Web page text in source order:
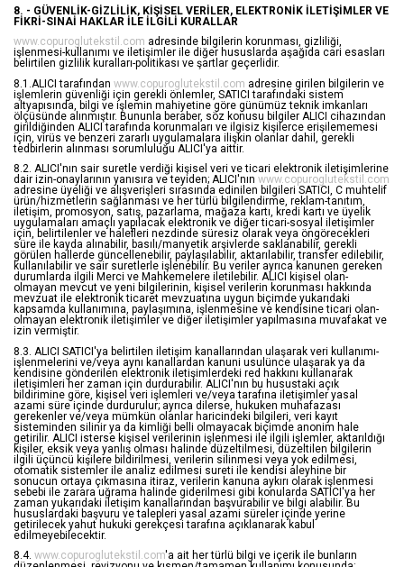
8. - GÜVENLİK-GİZLİLİK, KİŞİSEL VERİLER, ELEKTRONİK İLETİŞİMLER VE
FİKRİ-SINAİ HAKLAR İLE İLGİLİ KURALLAR
www.copuroglutekstil.com adresinde bilgilerin korunması, gizliliği,
işlenmesi-kullanımı ve iletişimler ile diğer hususlarda aşağıda cari esasları
belirtilen gizlilik kuralları-politikası ve şartlar geçerlidir.
8.1.ALICI tarafından www.copuroglutekstil.com adresine girilen bilgilerin ve
işlemlerin güvenliği için gerekli önlemler, SATICI tarafındaki sistem
altyapısında, bilgi ve işlemin mahiyetine göre günümüz teknik imkanları
ölçüsünde alınmıştır. Bununla beraber, söz konusu bilgiler ALICI cihazından
girildiğinden ALICI tarafında korunmaları ve ilgisiz kişilerce erişilememesi
için, virüs ve benzeri zararlı uygulamalara ilişkin olanlar dahil, gerekli
tedbirlerin alınması sorumluluğu ALICI'ya aittir.
8.2. ALICI'nın sair suretle verdiği kişisel veri ve ticari elektronik iletişimlerine
dair izin-onaylarının yanısıra ve teyiden; ALICI'nın www.copuroglutekstil.com
adresine üyeliği ve alışverişleri sırasında edinilen bilgileri SATICI, C muhtelif
ürün/hizmetlerin sağlanması ve her türlü bilgilendirme, reklam-tanıtım,
iletişim, promosyon, satış, pazarlama, mağaza kartı, kredi kartı ve üyelik
uygulamaları amaçlı yapılacak elektronik ve diğer ticari-sosyal iletişimler
için, belirtilenler ve halefleri nezdinde süresiz olarak veya öngörecekleri
süre ile kayda alınabilir, basılı/manyetik arşivlerde saklanabilir, gerekli
görülen hallerde güncellenebilir, paylaşılabilir, aktarılabilir, transfer edilebilir,
kullanılabilir ve sair suretlerle işlenebilir. Bu veriler ayrıca kanunen gereken
durumlarda ilgili Merci ve Mahkemelere iletilebilir. ALICI kişisel olan-
olmayan mevcut ve yeni bilgilerinin, kişisel verilerin korunması hakkında
mevzuat ile elektronik ticaret mevzuatına uygun biçimde yukarıdaki
kapsamda kullanımına, paylaşımına, işlenmesine ve kendisine ticari olan-
olmayan elektronik iletişimler ve diğer iletişimler yapılmasına muvafakat ve
izin vermiştir.
8.3. ALICI SATICI'ya belirtilen iletişim kanallarından ulaşarak veri kullanımı-
işlenmelerini ve/veya aynı kanallardan kanuni usulünce ulaşarak ya da
kendisine gönderilen elektronik iletişimlerdeki red hakkını kullanarak
iletişimleri her zaman için durdurabilir. ALICI'nın bu husustaki açık
bildirimine göre, kişisel veri işlemleri ve/veya tarafına iletişimler yasal
azami süre içinde durdurulur; ayrıca dilerse, hukuken muhafazası
gerekenler ve/veya mümkün olanlar haricindeki bilgileri, veri kayıt
sisteminden silinir ya da kimliği belli olmayacak biçimde anonim hale
getirilir. ALICI isterse kişisel verilerinin işlenmesi ile ilgili işlemler, aktarıldığı
kişiler, eksik veya yanlış olması halinde düzeltilmesi, düzeltilen bilgilerin
ilgili üçüncü kişilere bildirilmesi, verilerin silinmesi veya yok edilmesi,
otomatik sistemler ile analiz edilmesi sureti ile kendisi aleyhine bir
sonucun ortaya çıkmasına itiraz, verilerin kanuna aykırı olarak işlenmesi
sebebi ile zarara uğrama halinde giderilmesi gibi konularda SATICI'ya her
zaman yukarıdaki iletişim kanallarından başvurabilir ve bilgi alabilir. Bu
hususlardaki başvuru ve talepleri yasal azami süreler içinde yerine
getirilecek yahut hukuki gerekçesi tarafına açıklanarak kabul
edilmeyebilecektir.
8.4. www.copuroglutekstil.com'a ait her türlü bilgi ve içerik ile bunların